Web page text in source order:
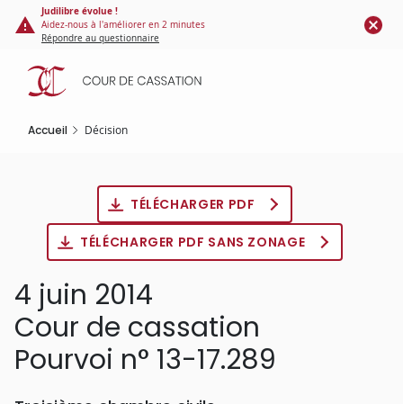
Panneau de gestion des cookies
contenu
principal
Judilibre évolue !
Aidez-nous à l'améliorer en 2 minutes
Répondre au questionnaire
Accueil Décision
TÉLÉCHARGER PDF
TÉLÉCHARGER PDF SANS ZONAGE
4 juin 2014
Cour de cassation
Pourvoi n° 13-17.289